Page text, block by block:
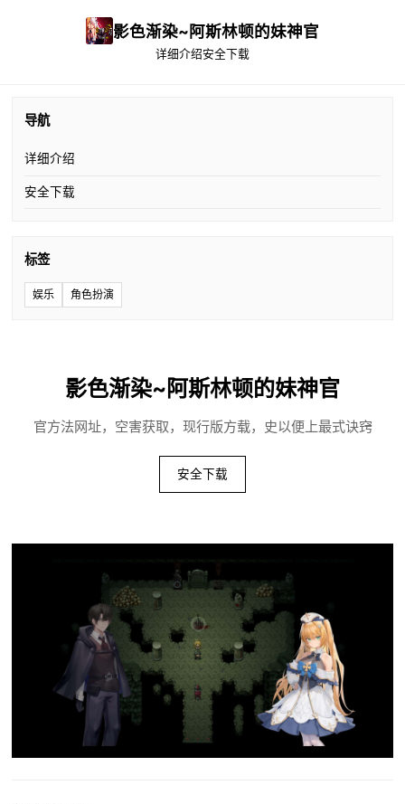
影色渐染~阿斯林顿的妹神官
详细介绍安全下载
导航
详细介绍
安全下载
标签
娱乐 角色扮演
影色渐染~阿斯林顿的妹神官
官方法网址，空害获取，现行版方载，史以便上最式诀窍
安全下载